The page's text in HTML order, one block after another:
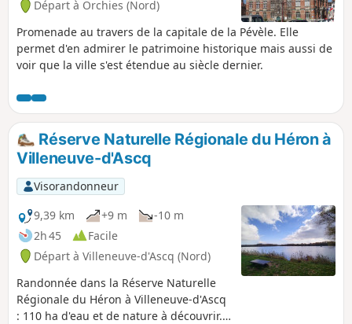
Départ à Orchies (Nord)
Promenade au travers de la capitale de la Pévèle. Elle
permet d'en admirer le patrimoine historique mais aussi de
voir que la ville s'est étendue au siècle dernier.
Réserve Naturelle Régionale du Héron à
Villeneuve-d'Ascq
Visorandonneur
9,39 km
+9 m
-10 m
2h 45
Facile
Départ à Villeneuve-d'Ascq (Nord)
Randonnée dans la Réserve Naturelle
Régionale du Héron à Villeneuve-d'Ascq
: 110 ha d'eau et de nature à découvrir.